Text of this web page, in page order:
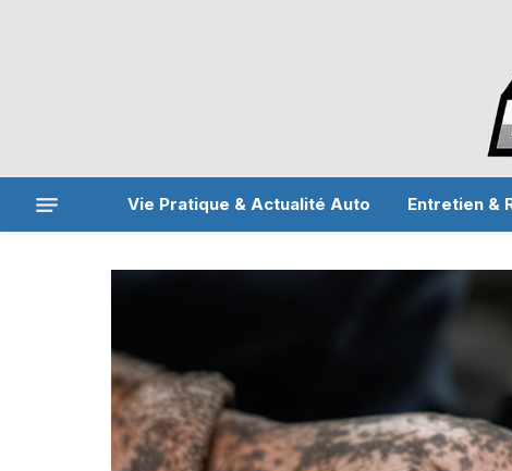
Vie Pratique & Actualité Auto Entretien &